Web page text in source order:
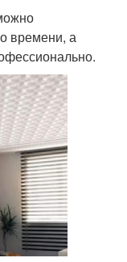
времени, а